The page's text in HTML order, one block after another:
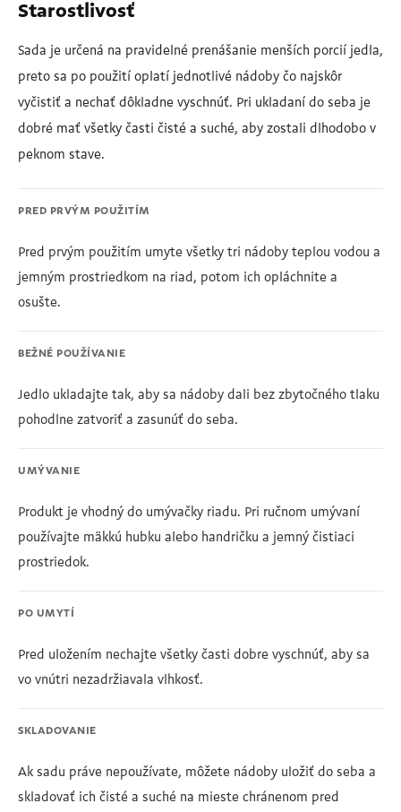
Starostlivosť
Sada je určená na pravidelné prenášanie menších porcií jedla,
preto sa po použití oplatí jednotlivé nádoby čo najskôr
vyčistiť a nechať dôkladne vyschnúť. Pri ukladaní do seba je
dobré mať všetky časti čisté a suché, aby zostali dlhodobo v
peknom stave.
PRED PRVÝM POUŽITÍM
Pred prvým použitím umyte všetky tri nádoby teplou vodou a
jemným prostriedkom na riad, potom ich opláchnite a
osušte.
BEŽNÉ POUŽÍVANIE
Jedlo ukladajte tak, aby sa nádoby dali bez zbytočného tlaku
pohodlne zatvoriť a zasunúť do seba.
UMÝVANIE
Produkt je vhodný do umývačky riadu. Pri ručnom umývaní
používajte mäkkú hubku alebo handričku a jemný čistiaci
prostriedok.
PO UMYTÍ
Pred uložením nechajte všetky časti dobre vyschnúť, aby sa
vo vnútri nezadržiavala vlhkosť.
SKLADOVANIE
Ak sadu práve nepoužívate, môžete nádoby uložiť do seba a
skladovať ich čisté a suché na mieste chránenom pred